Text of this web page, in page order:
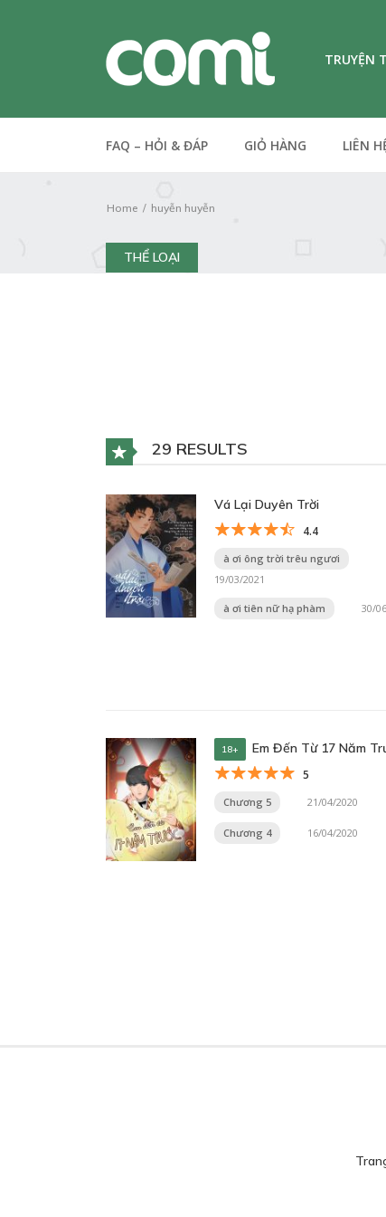
TRUYỆN
FAQ – HỎI & ĐÁP GIỎ HÀNG LIÊN
Home huyễn huyễn
THỂ LOẠI
29 RESULTS
Vá Lại Duyên Trời
4.4
à ơi ông trời trêu ngươi
19/03/2021
à ơi tiên nữ hạ phàm 30/
18+ Em Đến Từ 17 Năm
5
Chương 5 21/04/2020
Chương 4 16/04/2020